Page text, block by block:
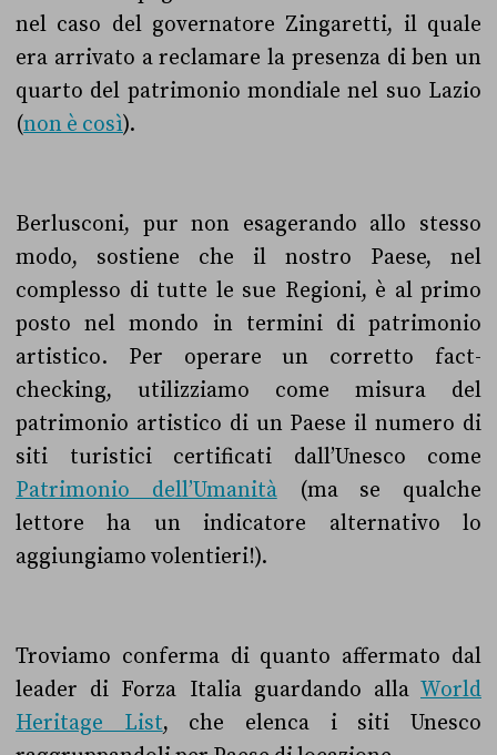
nel caso del governatore Zingaretti, il quale
era arrivato a reclamare la presenza di ben un
quarto del patrimonio mondiale nel suo Lazio
(non è così).
Berlusconi, pur non esagerando allo stesso
modo, sostiene che il nostro Paese, nel
complesso di tutte le sue Regioni, è al primo
posto nel mondo in termini di patrimonio
artistico. Per operare un corretto fact-
checking, utilizziamo come misura del
patrimonio artistico di un Paese il numero di
siti turistici certificati dall’Unesco come
Patrimonio dell’Umanità(ma se qualche
lettore ha un indicatore alternativo lo
aggiungiamo volentieri!).
Troviamo conferma di quanto affermato dal
leader di Forza Italia guardando alla World
Heritage List, che elenca i siti Unesco